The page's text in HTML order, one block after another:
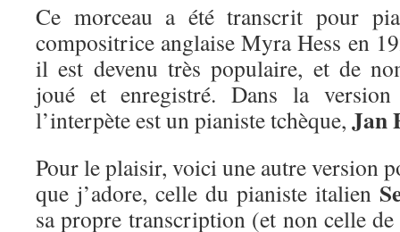
Ce morceau a été transcrit pour
compositrice anglaise Myra Hess en
il est devenu très populaire, et de
joué et enregistré. Dans la version
l’interpète est un pianiste tchèque, Jan
Pour le plaisir, voici une autre version
que j’adore, celle du pianiste italien
sa propre transcription (et non celle